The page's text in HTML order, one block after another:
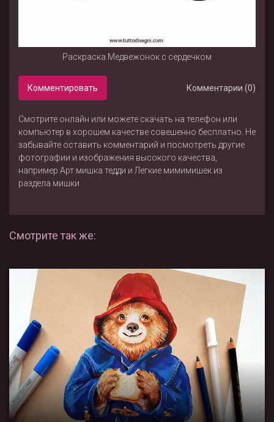
Раскраска Медвежонок с сердечком
Комментировать Комментарии (0)
Смотрите онлайн или можете скачать на телефон или
компьютер в хорошем качестве совешенно бесплатно. Не
забывайте оставить комментарий и посмотреть другие
фотографии и изображения высокого качества,
например Арт мишка тедди и Легкие мимимишек из
раздела мишки
Смотрите так же: